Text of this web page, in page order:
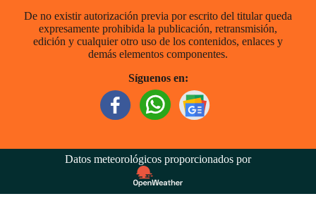
De no existir autorización previa por escrito del titular queda
expresamente prohibida la publicación, retransmisión,
edición y cualquier otro uso de los contenidos, enlaces y
demás elementos componentes.
Síguenos en:
Datos meteorológicos proporcionados por